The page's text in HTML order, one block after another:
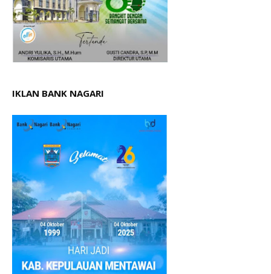
IKLAN BANK NAGARI